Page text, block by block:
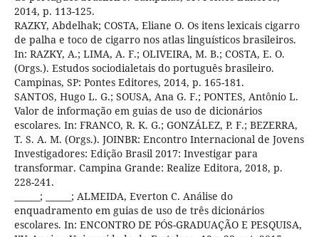
2014, p. 113-125.
RAZKY, Abdelhak; COSTA, Eliane O. Os itens lexicais cigarro
de palha e toco de cigarro nos atlas linguísticos brasileiros.
In: RAZKY, A.; LIMA, A. F.; OLIVEIRA, M. B.; COSTA, E. O.
(Orgs.). Estudos sociodialetais do português brasileiro.
Campinas, SP: Pontes Editores, 2014, p. 165-181.
SANTOS, Hugo L. G.; SOUSA, Ana G. F.; PONTES, Antônio L.
Valor de informação em guias de uso de dicionários
escolares. In: FRANCO, R. K. G.; GONZÁLEZ, P. F.; BEZERRA,
T. S. A. M. (Orgs.). JOINBR: Encontro Internacional de Jovens
Investigadores: Edição Brasil 2017: Investigar para
transformar. Campina Grande: Realize Editora, 2018, p.
228-241.
______; ______; ALMEIDA, Everton C. Análise do
enquadramento em guias de uso de três dicionários
escolares. In: ENCONTRO DE PÓS-GRADUAÇÃO E PESQUISA,